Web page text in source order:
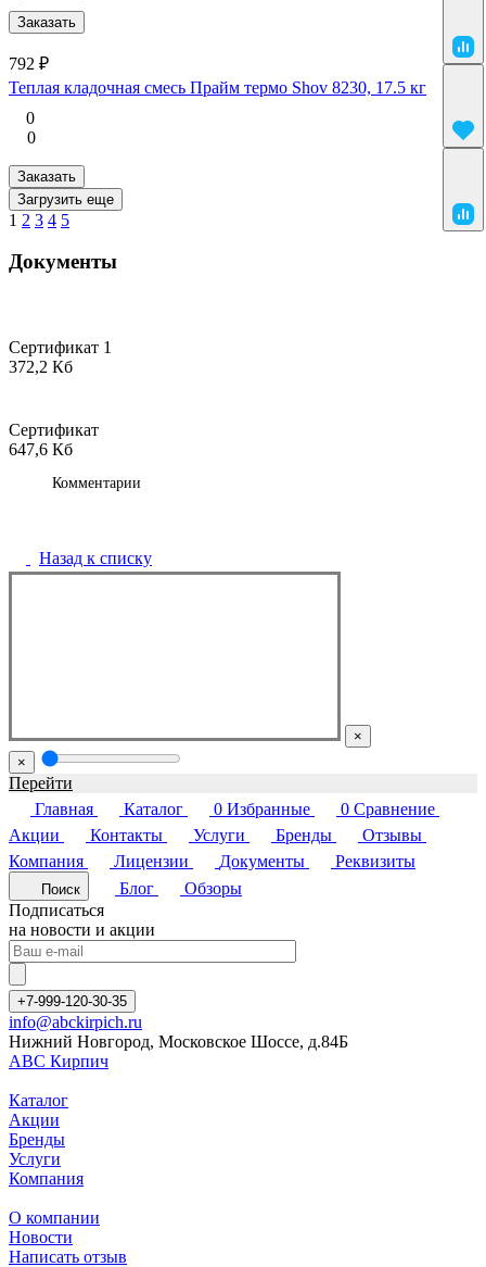
Заказать
792 ₽
Теплая кладочная смесь Прайм термо Shov 8230, 17.5 кг
0
0
Заказать
Загрузить еще
1 2 3 4 5
Документы
Сертификат 1
372,2 Кб
Сертификат
647,6 Кб
Комментарии
Назад к списку
×
×
Перейти
Главная
Каталог 0 Избранные 0 Сравнение
Акции
Контакты Услуги Бренды
Отзывы
Компания
Лицензии Документы Реквизиты
Поиск Блог
Обзоры
Подписаться
на новости и акции
+7-999-120-30-35
info@abckirpich.ru
Нижний Новгород, Московское Шоссе, д.84Б
АВС Кирпич
Каталог
Акции
Бренды
Услуги
Компания
О компании
Новости
Написать отзыв